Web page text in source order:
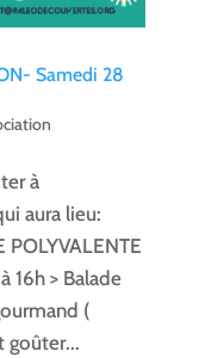
Samedi 28
à
aura lieu:
POLYVALENTE
16h > Balade
(
goûter...